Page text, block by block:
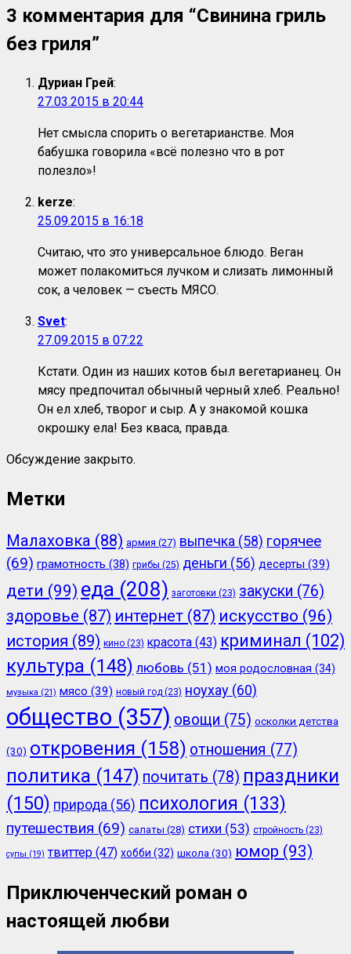
3 комментария для “Свинина гриль
без гриля”
Дуриан Грей:
27.03.2015 в 20:44
Нет смысла спорить о вегетарианстве. Моя
бабушка говорила «всё полезно что в рот
полезло»!
kerze:
25.09.2015 в 16:18
Считаю, что это универсальное блюдо. Веган
может полакомитьcя лучком и слизать лимонный
сок, а человек — съесть МЯСО.
Svet:
27.09.2015 в 07:22
Кстати. Один из наших котов был вегетарианец. Он
мясу предпочитал обычный черный хлеб. Реально!
Он ел хлеб, творог и сыр. А у знакомой кошка
окрошку ела! Без кваса, правда.
Обсуждение закрыто.
Метки
Малаховка (88) армия (27) выпечка (58) горячее
(69) грамотность (38) грибы (25) деньги (56) десерты (39)
дети (99) еда (208) заготовки (23) закуски (76)
здоровье (87) интернет (87) искусство (96)
история (89) кино (23) красота (43) криминал (102)
культура (148) любовь (51) моя родословная (34)
музыка (21) мясо (39) новый год (23) ноухау (60)
общество (357) овощи (75) осколки детства
(30) откровения (158) отношения (77)
политика (147) почитать (78) праздники
(150) природа (56) психология (133)
путешествия (69) салаты (28) стихи (53) стройность (23)
супы (19) твиттер (47) хобби (32) школа (30) юмор (93)
Приключенческий роман о
настоящей любви